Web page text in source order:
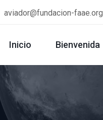
aviador@fundacion-faae.org
Inicio Bienvenida